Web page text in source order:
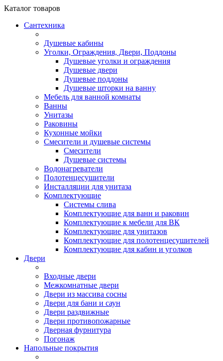
Каталог товаров
Сантехника
Душевые кабины
Уголки, Ограждения, Двери, Поддоны
Душевые уголки и ограждения
Душевые двери
Душевые поддоны
Душевые шторки на ванну
Мебель для ванной комнаты
Ванны
Унитазы
Раковины
Кухонные мойки
Смесители и душевые системы
Смесители
Душевые системы
Водонагреватели
Полотенцесушители
Инсталляции для унитаза
Комплектующие
Системы слива
Комплектующие для ванн и раковин
Комплектующие к мебели для ВК
Комплектующие для унитазов
Комплектующие для полотенцесушителей
Комплектующие для кабин и уголков
Двери
Входные двери
Межкомнатные двери
Двери из массива сосны
Двери для бани и саун
Двери раздвижные
Двери противопожарные
Дверная фурнитура
Погонаж
Напольные покрытия